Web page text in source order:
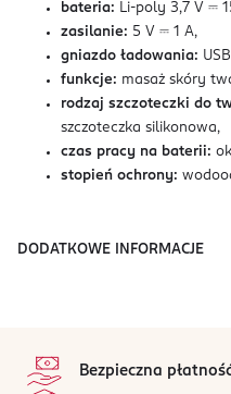
bateria: Li-poly 3,7 V ⎓
zasilanie: 5 V ⎓ 1 A,
gniazdo ładowania:
funkcje: masaż skóry
rodzaj szczoteczki do
szczoteczka silikonowa,
czas pracy na baterii:
stopień ochrony:
DODATKOWE INFORMACJE
Bezpieczna